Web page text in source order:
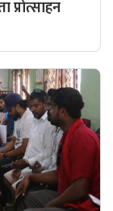
प्रोत्साहन